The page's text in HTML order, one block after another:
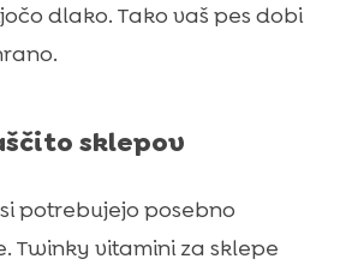
dlako. Tako vaš pes dobi
sklepov
potrebujejo posebno
Twinky vitamini za sklepe